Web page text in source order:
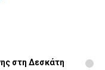
στη Δεσκάτη